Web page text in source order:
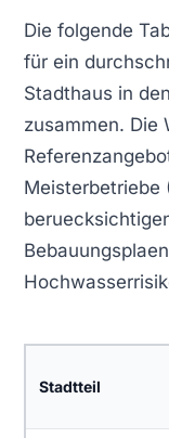
Die folgende
für ein
Stadthaus in
zusammen. Die
Meisterbetriebe
Stadtteil